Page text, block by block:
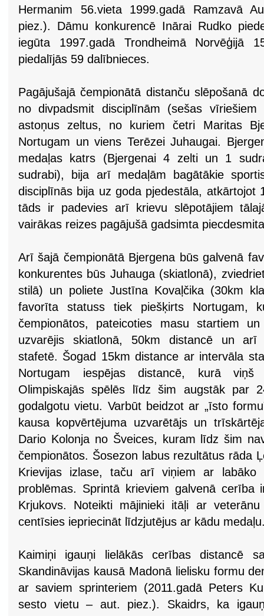
Hermanim 56.vieta 1999.gadā Ramzavā
piez.). Dāmu konkurencē Inārai Rudko
iegūta 1997.gadā Trondheimā Norvēģijā
piedalījās 59 dalībnieces.
Pagājušajā čempionātā distanču slēpošanā
no divpadsmit disciplīnām (sešas
astoņus zeltus, no kuriem četri Maritas
Nortugam un viens Terēzei Juhaugai.
medaļas katrs (Bjergenai 4 zelti un 1
sudrabi), bija arī medaļām bagātākie
disciplīnās bija uz goda pjedestāla, atkārtojot
tāds ir padevies arī krievu slēpotājiem
vairākas reizes pagājušā gadsimta
Arī šajā čempionātā Bjergena būs galvenā
konkurentes būs Juhauga (skiatlonā),
stilā) un poliete Justīna Kovaļčika (30km
favorīta statuss tiek piešķirts Nortugam,
čempionātos, pateicoties masu startiem
uzvarējis skiatlonā, 50km distancē un arī
stafetē. Šogad 15km distance ar intervāla
Nortugam iespējas distancē, kurā viņš
Olimpiskajās spēlēs līdz šim augstāk par
godalgotu vietu. Varbūt beidzot ar „īsto
kausa kopvērtējuma uzvarētājs un
Dario Kolonja no Šveices, kuram līdz šim
čempionātos. Šosezon labus rezultātus rāda
Krievijas izlase, taču arī viņiem ar
problēmas. Sprintā krieviem galvenā cerība
Krjukovs. Noteikti mājinieki itāļi ar
centīsies iepriecināt līdzjutējus ar kādu
Kaimiņi igauņi lielākās cerības distancē
Skandināvijas kausā Madonā lielisku formu
ar saviem sprinteriem (2011.gadā Peters
sesto vietu – aut. piez.). Skaidrs, ka